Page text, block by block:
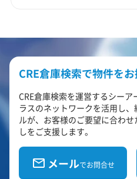
CRE倉庫検索で物件を
CRE倉庫検索を運営するシー
ラスのネットワークを活用し
ルが、お客様のご要望に合わ
しをご支援します。
メールでお問合せ